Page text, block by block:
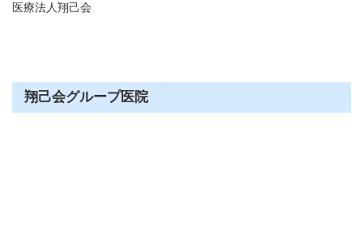
医療法人翔己会
翔己会グループ医院